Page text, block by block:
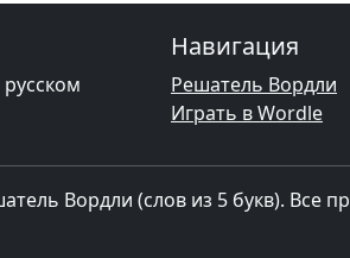
Навигация
Решатель Вордли
Играть в Wordle
Вордли (слов из 5 букв). Все